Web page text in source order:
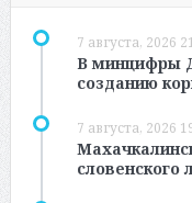
7 августа, 2026
В минцифры
созданию
7 августа, 2026
словенского